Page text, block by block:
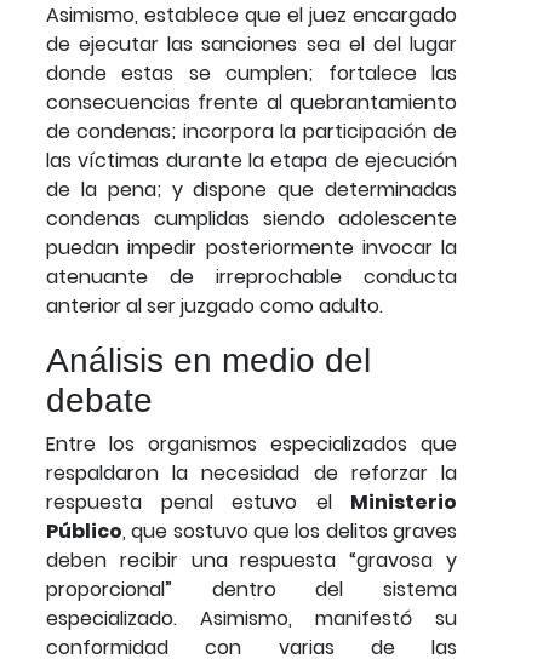
Asimismo, establece que el juez encargado
de ejecutar las sanciones sea el del lugar
donde estas se cumplen; fortalece las
consecuencias frente al quebrantamiento
de condenas; incorpora la participación de
las víctimas durante la etapa de ejecución
de la pena; y dispone que determinadas
condenas cumplidas siendo adolescente
puedan impedir posteriormente invocar la
atenuante de irreprochable conducta
anterior al ser juzgado como adulto.
Análisis en medio del
debate
Entre los organismos especializados que
respaldaron la necesidad de reforzar la
respuesta penal estuvo el Ministerio
Público, que sostuvo que los delitos graves
deben recibir una respuesta “gravosa y
proporcional” dentro del sistema
especializado. Asimismo, manifestó su
conformidad con varias de las